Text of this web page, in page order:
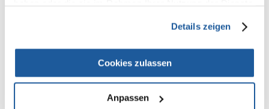
Details zeigen
Cookies zulassen
Anpassen
Fragen und Antworten (FAQ)